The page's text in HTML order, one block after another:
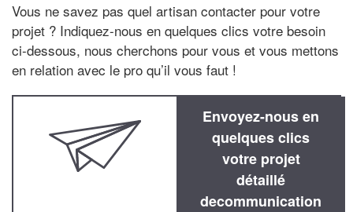
Vous ne savez pas quel artisan contacter pour votre
projet ? Indiquez-nous en quelques clics votre besoin
ci-dessous, nous cherchons pour vous et vous mettons
en relation avec le pro qu’il vous faut !
Envoyez-nous en
quelques clics
votre projet
détaillé
decommunication